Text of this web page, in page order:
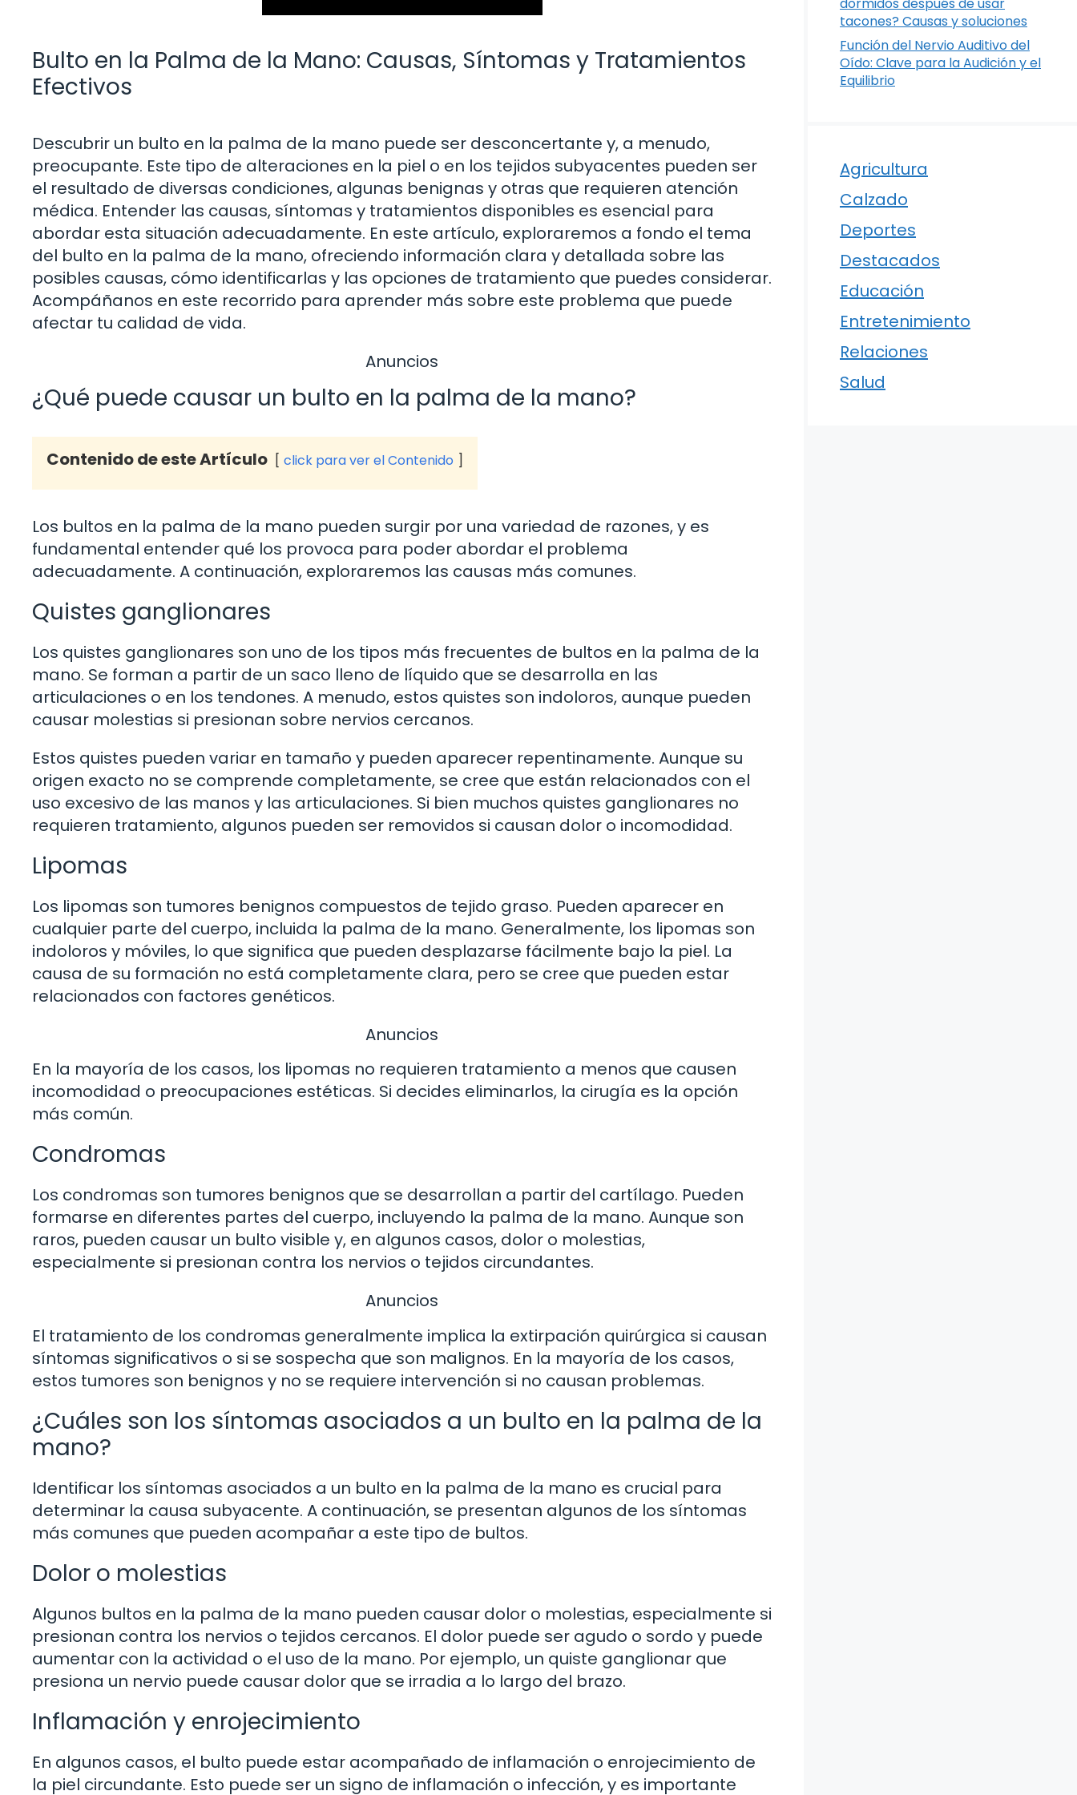
Bulto en la Palma de la Mano: Causas, Síntomas y Tratamientos
Efectivos
Descubrir un bulto en la palma de la mano puede ser desconcertante y, a menudo,
preocupante. Este tipo de alteraciones en la piel o en los tejidos subyacentes pueden ser
el resultado de diversas condiciones, algunas benignas y otras que requieren atención
médica. Entender las causas, síntomas y tratamientos disponibles es esencial para
abordar esta situación adecuadamente. En este artículo, exploraremos a fondo el tema
del bulto en la palma de la mano, ofreciendo información clara y detallada sobre las
posibles causas, cómo identificarlas y las opciones de tratamiento que puedes considerar.
Acompáñanos en este recorrido para aprender más sobre este problema que puede
afectar tu calidad de vida.
Anuncios
¿Qué puede causar un bulto en la palma de la mano?
Contenido de este Artículo click para ver el Contenido
Los bultos en la palma de la mano pueden surgir por una variedad de razones, y es
fundamental entender qué los provoca para poder abordar el problema
adecuadamente. A continuación, exploraremos las causas más comunes.
Quistes ganglionares
Los quistes ganglionares son uno de los tipos más frecuentes de bultos en la palma de la
mano. Se forman a partir de un saco lleno de líquido que se desarrolla en las
articulaciones o en los tendones. A menudo, estos quistes son indoloros, aunque pueden
causar molestias si presionan sobre nervios cercanos.
Estos quistes pueden variar en tamaño y pueden aparecer repentinamente. Aunque su
origen exacto no se comprende completamente, se cree que están relacionados con el
uso excesivo de las manos y las articulaciones. Si bien muchos quistes ganglionares no
requieren tratamiento, algunos pueden ser removidos si causan dolor o incomodidad.
Lipomas
Los lipomas son tumores benignos compuestos de tejido graso. Pueden aparecer en
cualquier parte del cuerpo, incluida la palma de la mano. Generalmente, los lipomas son
indoloros y móviles, lo que significa que pueden desplazarse fácilmente bajo la piel. La
causa de su formación no está completamente clara, pero se cree que pueden estar
relacionados con factores genéticos.
Anuncios
En la mayoría de los casos, los lipomas no requieren tratamiento a menos que causen
incomodidad o preocupaciones estéticas. Si decides eliminarlos, la cirugía es la opción
más común.
Condromas
Los condromas son tumores benignos que se desarrollan a partir del cartílago. Pueden
formarse en diferentes partes del cuerpo, incluyendo la palma de la mano. Aunque son
raros, pueden causar un bulto visible y, en algunos casos, dolor o molestias,
especialmente si presionan contra los nervios o tejidos circundantes.
Anuncios
El tratamiento de los condromas generalmente implica la extirpación quirúrgica si causan
síntomas significativos o si se sospecha que son malignos. En la mayoría de los casos,
estos tumores son benignos y no se requiere intervención si no causan problemas.
¿Cuáles son los síntomas asociados a un bulto en la palma de la
mano?
Identificar los síntomas asociados a un bulto en la palma de la mano es crucial para
determinar la causa subyacente. A continuación, se presentan algunos de los síntomas
más comunes que pueden acompañar a este tipo de bultos.
Dolor o molestias
Algunos bultos en la palma de la mano pueden causar dolor o molestias, especialmente si
presionan contra los nervios o tejidos cercanos. El dolor puede ser agudo o sordo y puede
aumentar con la actividad o el uso de la mano. Por ejemplo, un quiste ganglionar que
presiona un nervio puede causar dolor que se irradia a lo largo del brazo.
Inflamación y enrojecimiento
En algunos casos, el bulto puede estar acompañado de inflamación o enrojecimiento de
la piel circundante. Esto puede ser un signo de inflamación o infección, y es importante
tacones? Causas y soluciones
Función del Nervio Auditivo del
Oído: Clave para la Audición y el
Equilibrio
Agricultura
Calzado
Deportes
Destacados
Educación
Entretenimiento
Relaciones
Salud